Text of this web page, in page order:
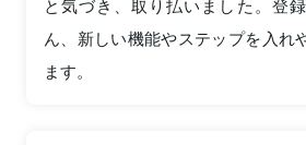
と気づき、取り払いました。登
ん、新しい機能やステップを入れ
ます。